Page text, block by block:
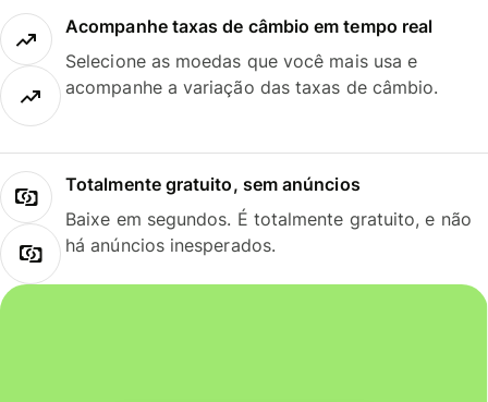
Acompanhe taxas de câmbio em tempo real
Selecione as moedas que você mais usa e
acompanhe a variação das taxas de câmbio.
Totalmente gratuito, sem anúncios
Baixe em segundos. É totalmente gratuito, e não
há anúncios inesperados.